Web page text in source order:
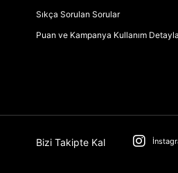
Sıkça Sorulan Sorular
Puan ve Kampanya Kullanım
Bizi Takipte Kal